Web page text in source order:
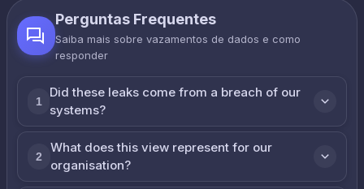
Perguntas Frequentes
Saiba mais sobre vazamentos de dados e como
responder
1
Did these leaks come from a breach of our
systems?
2
What does this view represent for our
organisation?